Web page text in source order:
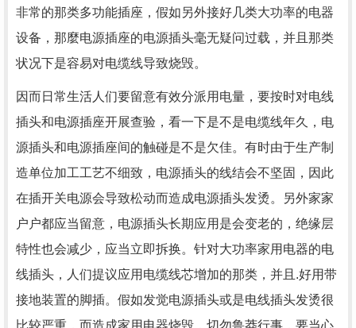
非常的那类多功能插座，假如另外接好几类大功率的电器
设备，那麼电源插座的电源插头毫无疑问过载，并且那类
状况下是容易对电缆线导致烧毁。
因而日常生活人们要留意有效分派用电量，要按时对电线
插头和电源插座开展查验，看一下是不是电缆线年久，电
源插头和电源插座间的触碰是不是欠佳。有时由于生产制
造单位加工工艺不细致，电源插头的线结会不坚固，因此
在插开关电源会导致松动而造成电源插头发烫。另外家家
户户都应当留意，电源插头长期应用是会变老的，绝缘层
特性也会减少，应当立即拆换。针对大功率家用电器的电
线插头，人们提议应用电缆线芯增加的那类，并且.好用带
接地装置的脚插。假如发觉电源插头或是电线插头发烫很
比较严重，而造成家用电器烧毁，切勿鲁莽行事，要当心